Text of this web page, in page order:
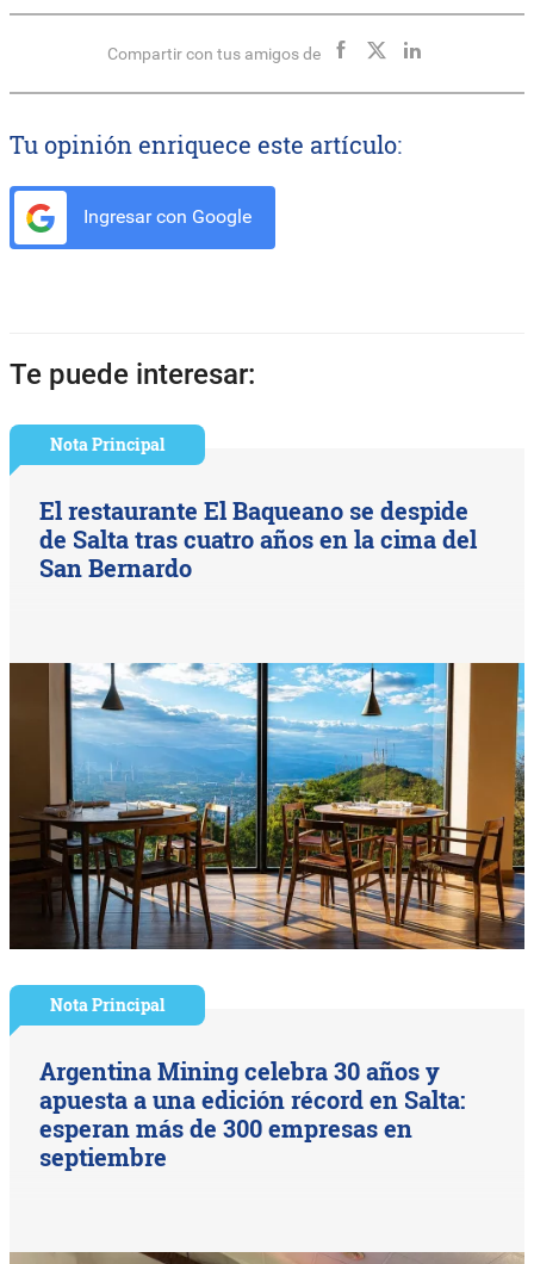
Compartir con tus amigos de
Tu opinión enriquece este artículo:
Ingresar con Google
Te puede interesar:
Nota Principal
El restaurante El Baqueano se despide
de Salta tras cuatro años en la cima del
San Bernardo
Nota Principal
Argentina Mining celebra 30 años y
apuesta a una edición récord en Salta:
esperan más de 300 empresas en
septiembre